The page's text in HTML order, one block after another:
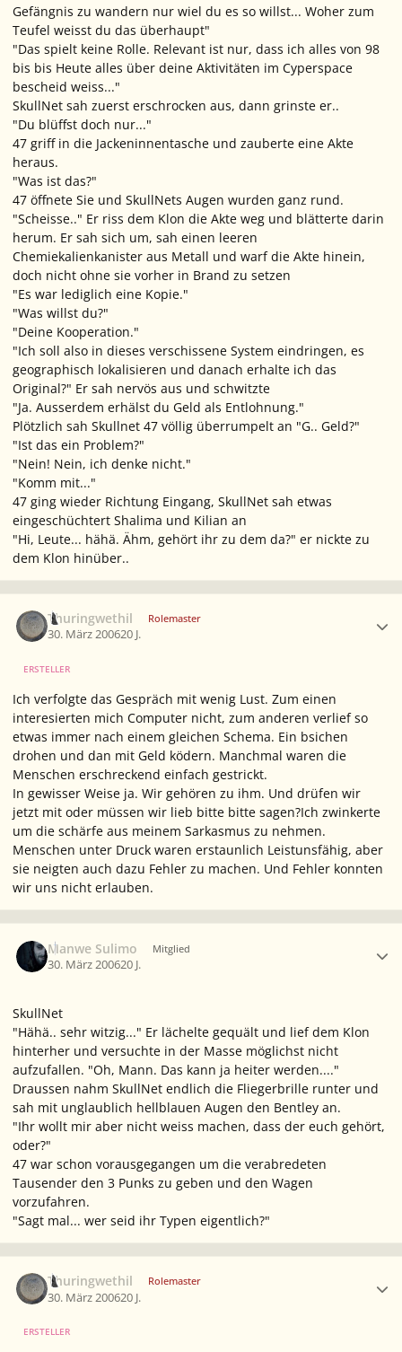
Gefängnis zu wandern nur wiel du es so willst... Woher zum
Teufel weisst du das überhaupt"
"Das spielt keine Rolle. Relevant ist nur, dass ich alles von 98
bis bis Heute alles über deine Aktivitäten im Cyperspace
bescheid weiss..."
SkullNet sah zuerst erschrocken aus, dann grinste er..
"Du blüffst doch nur..."
47 griff in die Jackeninnentasche und zauberte eine Akte
heraus.
"Was ist das?"
47 öffnete Sie und SkullNets Augen wurden ganz rund.
"Scheisse.." Er riss dem Klon die Akte weg und blätterte darin
herum. Er sah sich um, sah einen leeren
Chemiekalienkanister aus Metall und warf die Akte hinein,
doch nicht ohne sie vorher in Brand zu setzen
"Es war lediglich eine Kopie."
"Was willst du?"
"Deine Kooperation."
"Ich soll also in dieses verschissene System eindringen, es
geographisch lokalisieren und danach erhalte ich das
Original?" Er sah nervös aus und schwitzte
"Ja. Ausserdem erhälst du Geld als Entlohnung."
Plötzlich sah Skullnet 47 völlig überrumpelt an "G.. Geld?"
"Ist das ein Problem?"
"Nein! Nein, ich denke nicht."
"Komm mit..."
47 ging wieder Richtung Eingang, SkullNet sah etwas
eingeschüchtert Shalima und Kilian an
"Hi, Leute... hähä. Ähm, gehört ihr zu dem da?" er nickte zu
dem Klon hinüber..
Thuringwethil Rolemaster
30. März 200620 J.
ERSTELLER
Ich verfolgte das Gespräch mit wenig Lust. Zum einen
interesierten mich Computer nicht, zum anderen verlief so
etwas immer nach einem gleichen Schema. Ein bsichen
drohen und dan mit Geld ködern. Manchmal waren die
Menschen erschreckend einfach gestrickt.
In gewisser Weise ja. Wir gehören zu ihm. Und drüfen wir
jetzt mit oder müssen wir lieb bitte bitte sagen?Ich zwinkerte
um die schärfe aus meinem Sarkasmus zu nehmen.
Menschen unter Druck waren erstaunlich Leistunsfähig, aber
sie neigten auch dazu Fehler zu machen. Und Fehler konnten
wir uns nicht erlauben.
Manwe Sulimo Mitglied
30. März 200620 J.
SkullNet
"Hähä.. sehr witzig..." Er lächelte gequält und lief dem Klon
hinterher und versuchte in der Masse möglichst nicht
aufzufallen. "Oh, Mann. Das kann ja heiter werden...."
Draussen nahm SkullNet endlich die Fliegerbrille runter und
sah mit unglaublich hellblauen Augen den Bentley an.
"Ihr wollt mir aber nicht weiss machen, dass der euch gehört,
oder?"
47 war schon vorausgegangen um die verabredeten
Tausender den 3 Punks zu geben und den Wagen
vorzufahren.
"Sagt mal... wer seid ihr Typen eigentlich?"
Thuringwethil Rolemaster
30. März 200620 J.
ERSTELLER